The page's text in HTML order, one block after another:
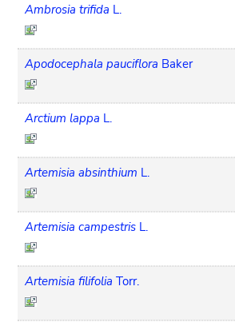
Ambrosia trifida L.
Apodocephala pauciflora Baker
Arctium lappa L.
Artemisia absinthium L.
Artemisia campestris L.
Artemisia filifolia Torr.